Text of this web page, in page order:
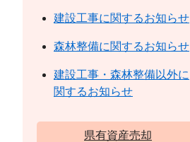
建設工事に関するお知らせ
森林整備に関するお知らせ
建設工事・森林整備以外に
関するお知らせ
県有資産売却